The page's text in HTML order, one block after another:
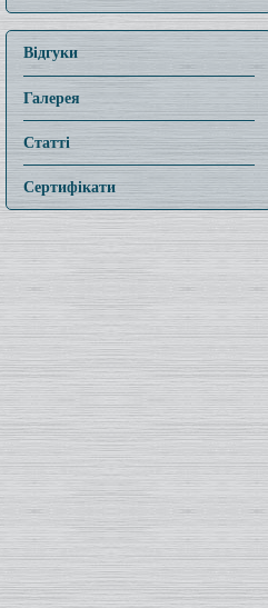
Відгуки
Галерея
Статті
Сертифікати